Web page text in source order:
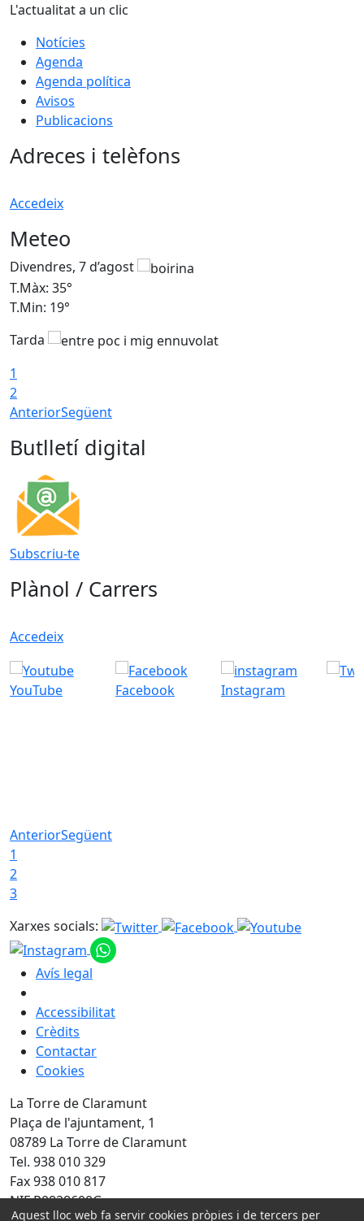
L'actualitat a un clic
Notícies
Agenda
Agenda política
Avisos
Publicacions
Adreces i telèfons
Accedeix
Meteo
Divendres, 7 d’agost
T.Màx: 35°
T.Min: 19°
Tarda
1
2
AnteriorSegüent
Butlletí digital
Subscriu-te
Plànol / Carrers
Accedeix
YouTube Facebook Instagram
AnteriorSegüent
1
2
3
Xarxes socials:
Avís legal
Accessibilitat
Crèdits
Contactar
Cookies
La Torre de Claramunt
Plaça de l'ajuntament, 1
08789 La Torre de Claramunt
Tel. 938 010 329
Fax 938 010 817
NIF P0828600G
Aquest lloc web fa servir cookies pròpies i de tercers per